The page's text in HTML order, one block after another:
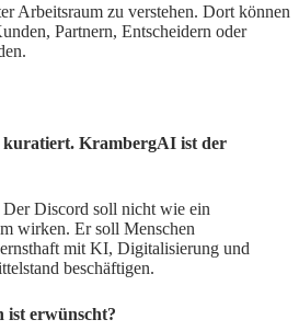
Arbeitsraum zu verstehen. Dort können
Partnern, Entscheidern oder
kuratiert. KrambergAI ist der
Discord soll nicht wie ein
wirken. Er soll Menschen
mit KI, Digitalisierung und
beschäftigen.
ist erwünscht?